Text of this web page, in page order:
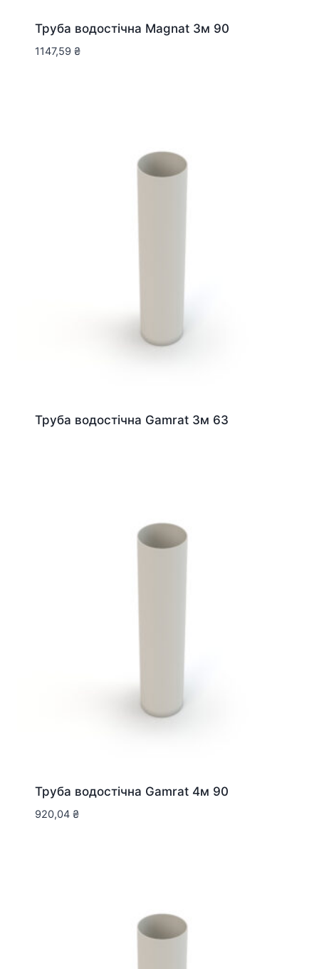
Труба водостічна Magnat 3м 90
1147,59 ₴
Труба водостічна Gamrat 3м 63
Труба водостічна Gamrat 4м 90
920,04 ₴